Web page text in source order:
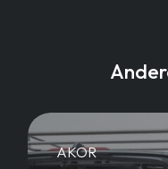
AKOR